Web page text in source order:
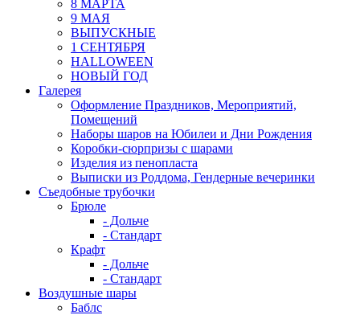
8 МАРТА
9 МАЯ
ВЫПУСКНЫЕ
1 СЕНТЯБРЯ
HALLOWEEN
НОВЫЙ ГОД
Галерея
Оформление Праздников, Мероприятий,
Помещений
Наборы шаров на Юбилеи и Дни Рождения
Коробки-сюрпризы с шарами
Изделия из пенопласта
Выписки из Роддома, Гендерные вечеринки
Съедобные трубочки
Брюле
- Дольче
- Стандарт
Крафт
- Дольче
- Стандарт
Воздушные шары
Баблс